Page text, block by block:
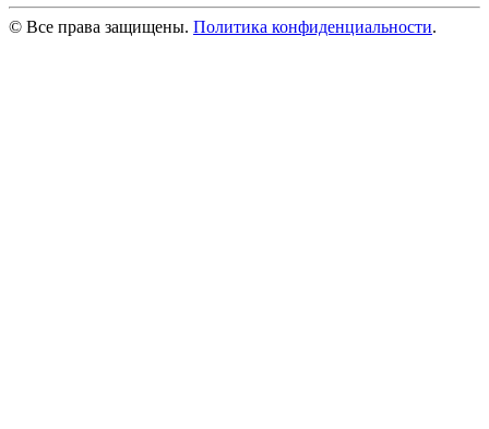
© Все права защищены. Политика конфиденциальности.